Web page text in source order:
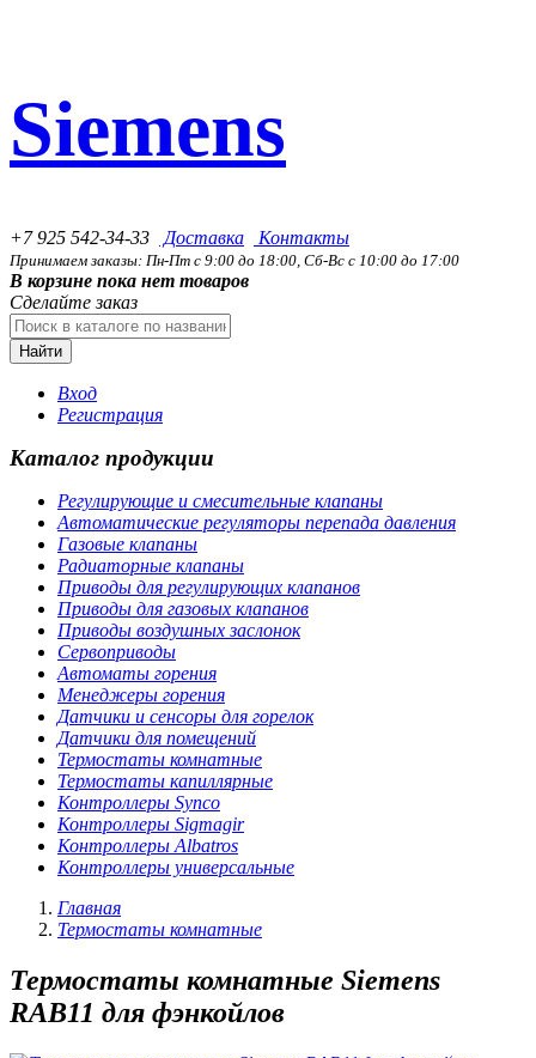
Siemens
+7 925 542-34-33 Доставка Контакты
Принимаем заказы: Пн-Пт с 9:00 до 18:00, Сб-Вс с 10:00 до 17:00
В корзине пока нет товаров
Сделайте заказ
Найти
Вход
Регистрация
Каталог продукции
Регулирующие и смесительные клапаны
Автоматические регуляторы перепада давления
Газовые клапаны
Радиаторные клапаны
Приводы для регулирующих клапанов
Приводы для газовых клапанов
Приводы воздушных заслонок
Сервоприводы
Автоматы горения
Менеджеры горения
Датчики и сенсоры для горелок
Датчики для помещений
Термостаты комнатные
Термостаты капиллярные
Контроллеры Synco
Контроллеры Sigmagir
Контроллеры Albatros
Контроллеры универсальные
Главная
Термостаты комнатные
Термостаты комнатные Siemens
RAB11 для фэнкойлов